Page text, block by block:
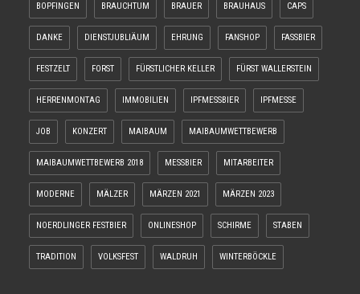
BOPFINGEN BRAUCHTUM BRAUER BRAUHAUS CAPS
DANKE DIENSTJUBLIÄUM EHRUNG FANSHOP FASSBIER
FESTZELT FORST FÜRSTLICHER KELLER FÜRST WALLERSTEIN
HERRENMONTAG IMMOBILIEN IPFMESSBIER IPFMESSE
JOB KONZERT MAIBAUM MAIBAUMWETTBEWERB
MAIBAUMWETTBEWERB 2018 MESSBIER MITARBEITER
MODERNE MÄLZER MÄRZEN 2021 MÄRZEN 2023
NOERDLINGER FESTBIER ONLINESHOP SCHIRME STABEN
TRADITION VOLKSFEST WALDRUH WINTERBÖCKLE